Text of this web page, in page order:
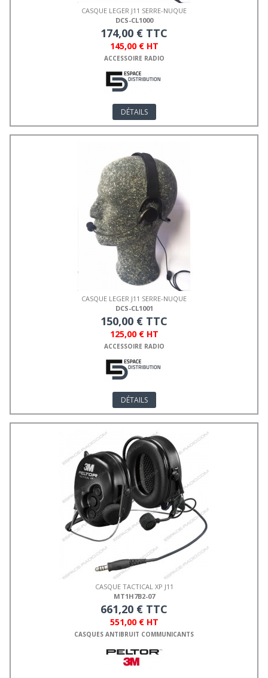
CASQUE LEGER J11 SERRE-NUQUE
DCS-CL1000
174,00 € TTC
145,00 € HT
ACCESSOIRE RADIO
DÉTAILS
CASQUE LEGER J11 SERRE-NUQUE
DCS-CL1001
150,00 € TTC
125,00 € HT
ACCESSOIRE RADIO
DÉTAILS
CASQUE TACTICAL XP J11
MT1H7B2-07
661,20 € TTC
551,00 € HT
CASQUES ANTIBRUIT COMMUNICANTS